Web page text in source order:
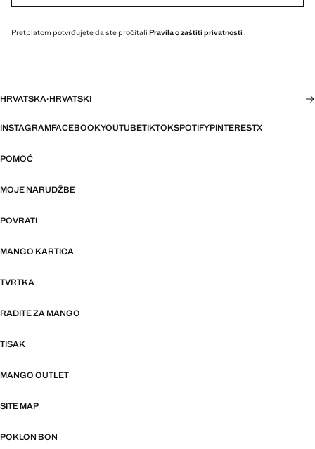
Pretplatom potvrđujete da ste pročitali Pravila o zaštiti privatnosti .
HRVATSKA·HRVATSKI
INSTAGRAMFACEBOOKYOUTUBETIKTOKSPOTIFYPINTERESTX
POMOĆ
MOJE NARUDŽBE
POVRATI
MANGO KARTICA
TVRTKA
RADITE ZA MANGO
TISAK
MANGO OUTLET
SITE MAP
POKLON BON